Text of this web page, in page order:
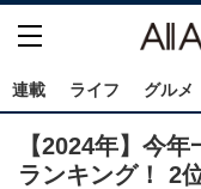
連載 ライフ グルメ
【2024年】今
ランキング！ 2